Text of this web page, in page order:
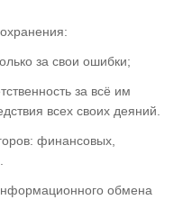
за свои ошибки;
за всё им
всех своих деяний.
финансовых,
обмена